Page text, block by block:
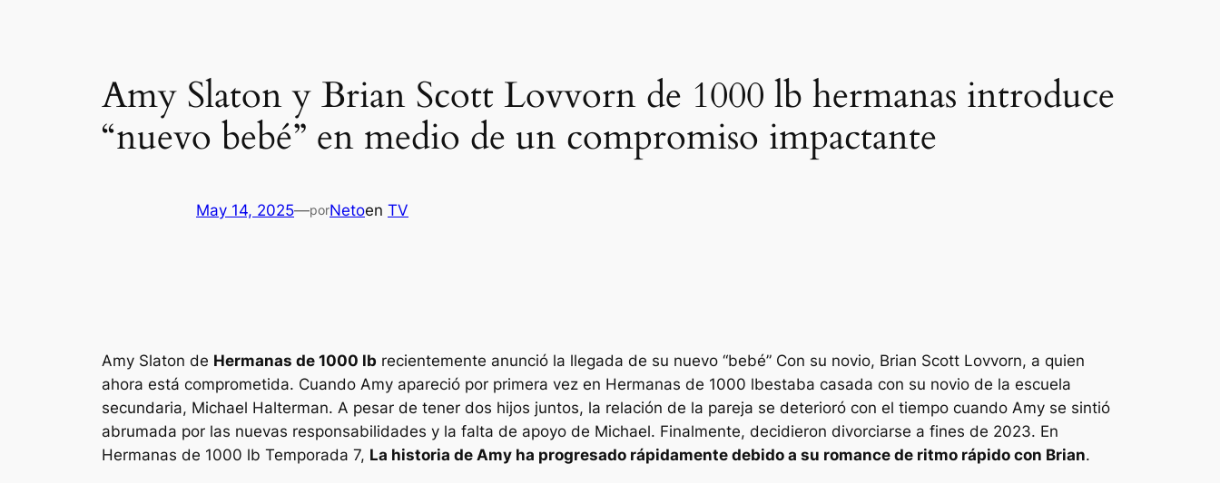
Amy Slaton y Brian Scott Lovvorn de 1000 lb hermanas introduce
“nuevo bebé” en medio de un compromiso impactante
May 14, 2025—porNetoen TV
Amy Slaton de Hermanas de 1000 lb recientemente anunció la llegada de su nuevo “bebé” Con su novio, Brian Scott Lovvorn, a quien
ahora está comprometida. Cuando Amy apareció por primera vez en Hermanas de 1000 lbestaba casada con su novio de la escuela
secundaria, Michael Halterman. A pesar de tener dos hijos juntos, la relación de la pareja se deterioró con el tiempo cuando Amy se sintió
abrumada por las nuevas responsabilidades y la falta de apoyo de Michael. Finalmente, decidieron divorciarse a fines de 2023. En
Hermanas de 1000 lb Temporada 7, La historia de Amy ha progresado rápidamente debido a su romance de ritmo rápido con Brian.